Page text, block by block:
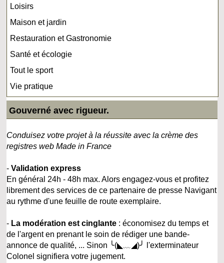
Loisirs
Maison et jardin
Restauration et Gastronomie
Santé et écologie
Tout le sport
Vie pratique
Gouverné avec rigueur.
Conduisez votre projet à la réussite avec la crème des
registres web Made in France
-Validation express
En général 24h - 48h max. Alors engagez-vous et profitez
librement des services de ce partenaire de presse Navigant
au rythme d'une feuille de route exemplaire.
- La modération est cinglante : économisez du temps et
de l'argent en prenant le soin de rédiger une bande-
annonce de qualité, ... Sinon ╰(◣﹏◢)╯ l'exterminateur
Colonel signifiera votre jugement.